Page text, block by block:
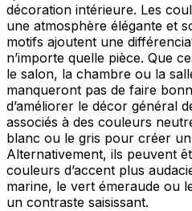
décoration intérieure. Les
une atmosphère élégante et
motifs ajoutent une
n’importe quelle pièce. Que
le salon, la chambre ou la
manqueront pas de faire
d’améliorer le décor général
associés à des couleurs
blanc ou le gris pour créer
Alternativement, ils peuvent
couleurs d’accent plus
marine, le vert émeraude ou
un contraste saisissant.